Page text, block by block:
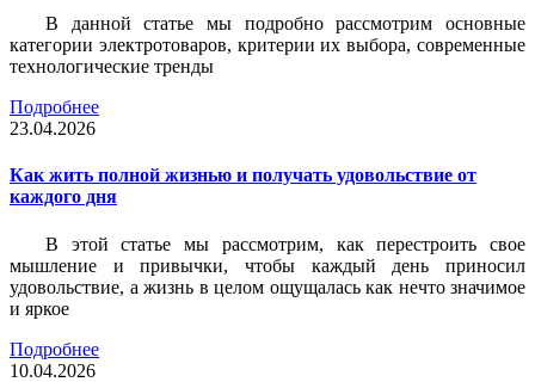
В данной статье мы подробно рассмотрим основные
категории электротоваров, критерии их выбора, современные
технологические тренды
Подробнее
23.04.2026
Как жить полной жизнью и получать удовольствие от
каждого дня
В этой статье мы рассмотрим, как перестроить свое
мышление и привычки, чтобы каждый день приносил
удовольствие, а жизнь в целом ощущалась как нечто значимое
и яркое
Подробнее
10.04.2026